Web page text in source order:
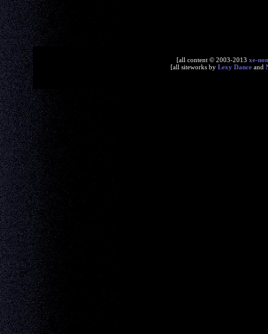
[all content © 2003-2013 xe-
[all siteworks by Lexy Dance and